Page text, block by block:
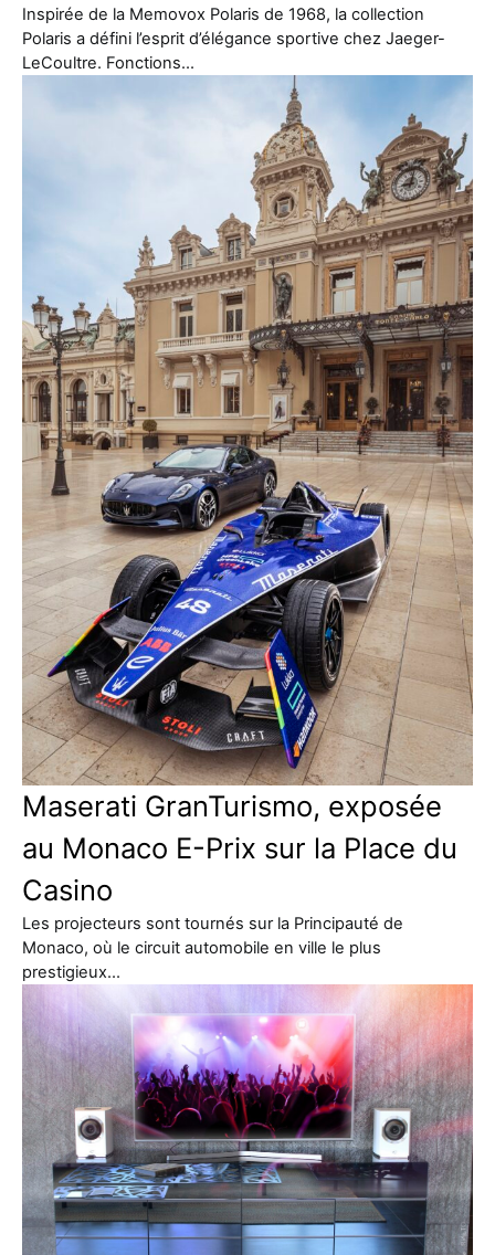
Inspirée de la Memovox Polaris de 1968, la collection
Polaris a défini l’esprit d’élégance sportive chez Jaeger-
LeCoultre. Fonctions…
Maserati GranTurismo, exposée
au Monaco E-Prix sur la Place du
Casino
Les projecteurs sont tournés sur la Principauté de
Monaco, où le circuit automobile en ville le plus
prestigieux…